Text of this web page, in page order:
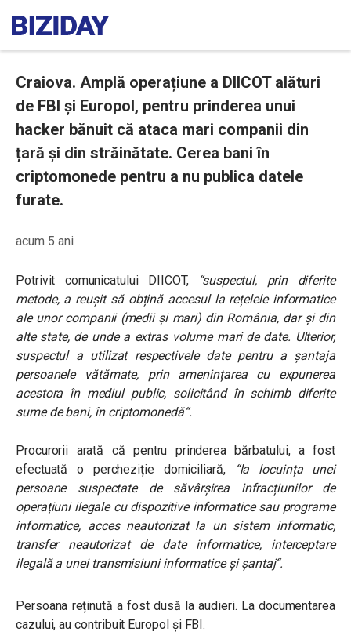
Craiova. Amplă operațiune a DIICOT alături
de FBI și Europol, pentru prinderea unui
hacker bănuit că ataca mari companii din
țară și din străinătate. Cerea bani în
criptomonede pentru a nu publica datele
furate.
acum 5 ani
Potrivit comunicatului DIICOT,
“suspectul, prin diferite
metode, a reușit să obțină accesul la rețelele informatice
ale unor companii (medii și mari) din România, dar și din
alte state, de unde a extras volume mari de date. Ulterior,
suspectul a utilizat respectivele date pentru a șantaja
persoanele vătămate, prin amenințarea cu expunerea
acestora în mediul public, solicitând în schimb diferite
sume de bani, în criptomonedă“.
Procurorii arată că pentru prinderea bărbatului, a fost
efectuată o percheziție domiciliară,
“la locuința unei
persoane suspectate de săvârșirea infracțiunilor de
operațiuni ilegale cu dispozitive informatice sau programe
informatice, acces neautorizat la un sistem informatic,
transfer neautorizat de date informatice, interceptare
ilegală a unei transmisiuni informatice și șantaj“.
Persoana reținută a fost dusă la audieri. La documentarea
cazului, au contribuit Europol și FBI.